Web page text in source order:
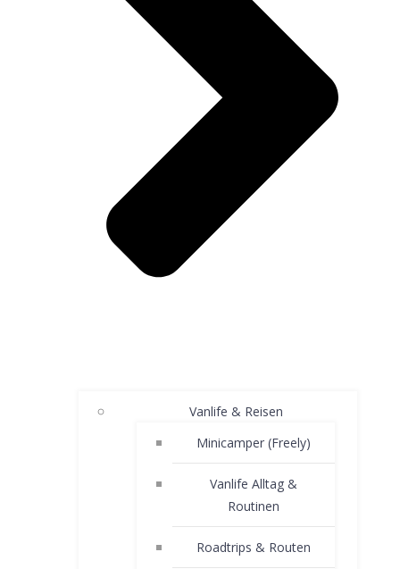
Vanlife & Reisen
Minicamper (Freely)
Vanlife Alltag &
Routinen
Roadtrips & Routen